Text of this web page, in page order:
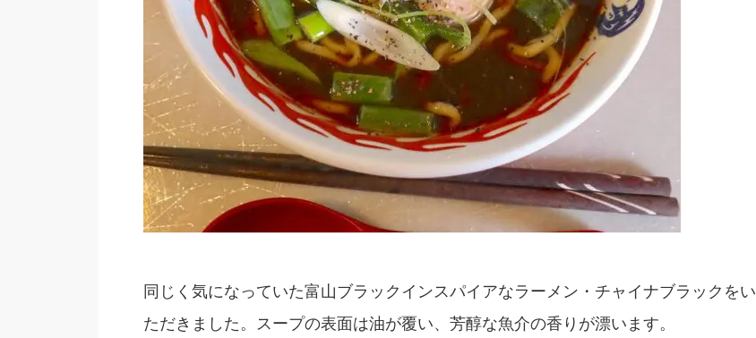
同じく気になっていた富山ブラックインスパイアなラーメン・チャイナブラックをい
ただきました。スープの表面は油が覆い、芳醇な魚介の香りが漂います。